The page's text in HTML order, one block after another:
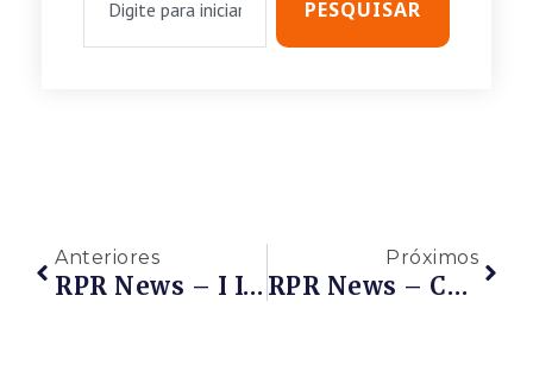
PESQUISAR
Anteriores
RPR News – I Ita Gas&Oil 2019 Na Mídia – Prefeito De Itaboraí Participa Da Apresentação Oficial Do I Ita Gas&Oil
Próximos
RPR News – Castello Branco E Wilson Witzel Se Reúnem Para Tratar Da Retomada Do COMPERJ E Investimentos Em Campos Maduros